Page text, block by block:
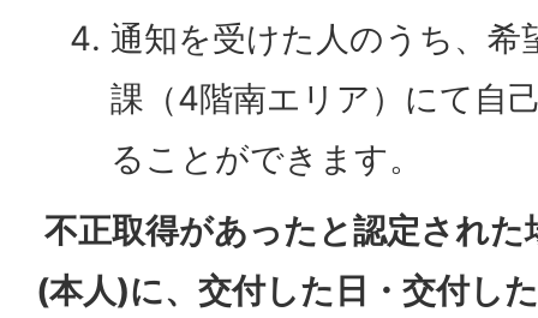
通知を受けた人のうち、希
課（4階南エリア）にて自
ることができます。
不正取得があったと認定された
(本人)に、交付した日・交付し